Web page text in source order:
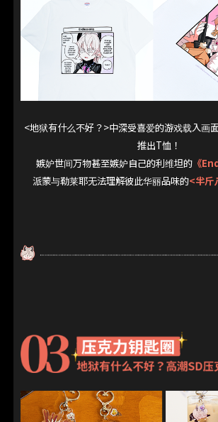
<地狱有什么不好？>中深受喜爱的游戏载入画
推出T恤！
嫉妒世间万物甚至嫉妒自己的利维坦的 《
派蒙与勒莱耶无法理解彼此华丽品味的<半斤